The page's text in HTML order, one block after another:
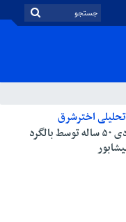
اخترشرق
انتقال مردی ۵۰ ساله توسط بالگرد